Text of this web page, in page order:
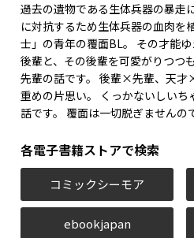
過去の遺物である生体兵器の暴走
に対抗するため生体兵器の血肉を
士」の青年の覆面BL。 その才能
後輩と、その後輩を可愛がりつつ
先輩の話です。 後輩×先輩、天
重めの片思い。 くっかないしい
話です。 覆面は一切脱ぎませんの
各電子書籍ストアで検索
コミックシーモア
ebookjapan